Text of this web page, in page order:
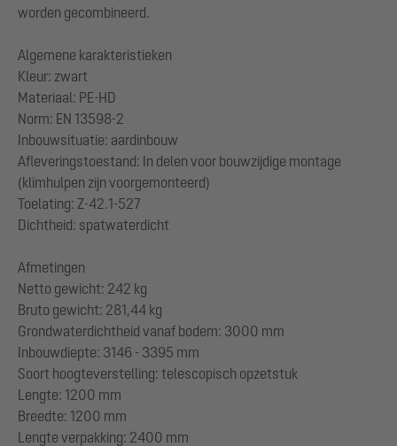
worden gecombineerd.
Algemene karakteristieken
Kleur: zwart
Materiaal: PE-HD
Norm: EN 13598-2
Inbouwsituatie: aardinbouw
Afleveringstoestand: In delen voor bouwzijdige montage
(klimhulpen zijn voorgemonteerd)
Toelating: Z-42.1-527
Dichtheid: spatwaterdicht
Afmetingen
Netto gewicht: 242 kg
Bruto gewicht: 281,44 kg
Grondwaterdichtheid vanaf bodem: 3000 mm
Inbouwdiepte: 3146 - 3395 mm
Soort hoogteverstelling: telescopisch opzetstuk
Lengte: 1200 mm
Breedte: 1200 mm
Lengte verpakking: 2400 mm